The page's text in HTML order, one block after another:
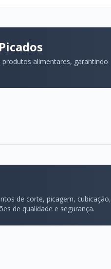
alimentares, garantindo
de corte, picagem, cubicação,
de qualidade e segurança.